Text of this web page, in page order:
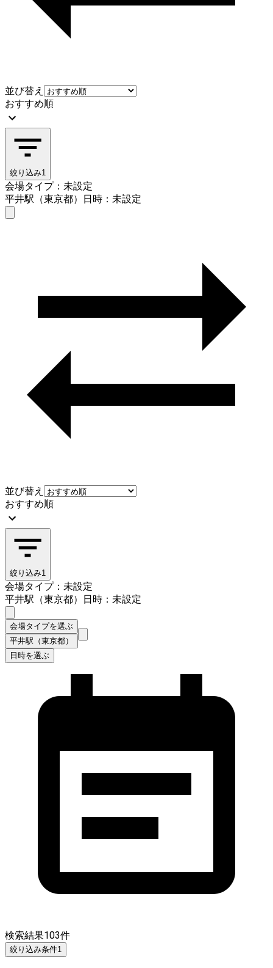
並び替え
おすすめ順
絞り込み1
会場タイプ：未設定
平井駅（東京都）
日時：未設定
並び替え
おすすめ順
絞り込み1
会場タイプ：未設定
平井駅（東京都）
日時：未設定
会場タイプを選ぶ
平井駅（東京都）
日時を選ぶ
検索結果103件
絞り込み条件1